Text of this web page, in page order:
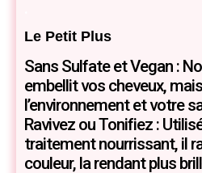
Le Petit Plus
Sans Sulfate et Vegan :
embellit vos cheveux,
l’environnement et votre
Ravivez ou Tonifiez :
traitement nourrissant, il
couleur, la rendant plus